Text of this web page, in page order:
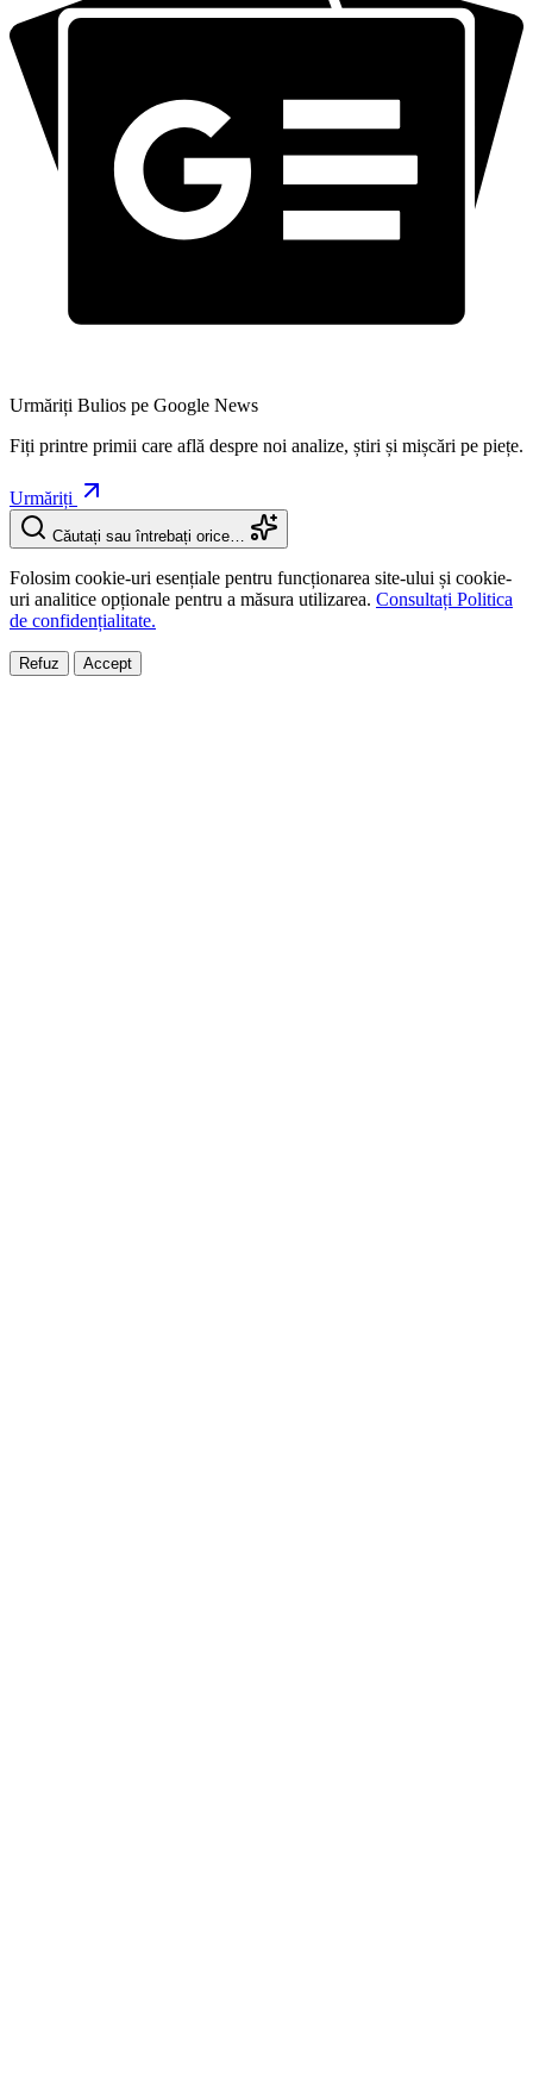
Urmăriți Bulios pe Google News
Fiți printre primii care află despre noi analize, știri și mișcări pe piețe.
Urmăriți
Căutați sau întrebați orice…
Folosim cookie-uri esențiale pentru funcționarea site-ului și cookie-
uri analitice opționale pentru a măsura utilizarea. Consultați Politica
de confidențialitate.
Refuz Accept